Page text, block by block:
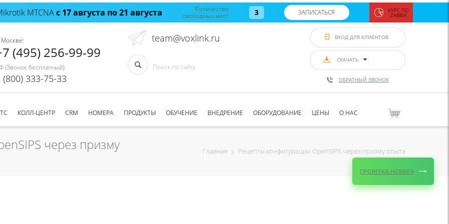
MTCNAс 17 августа по 21 августа
Количество
свободных мест
3 ЗАПИСАТЬСЯ КУРС ПО
ZABBIX
ВХОД ДЛЯ КЛИЕНТОВ
СКАЧАТЬ
ОБРАТНЫЙ ЗВОНОК
(495) 256-99-99
(Звонок бесплатный):
(800) 333-75-33
team@voxlink.ru
КОЛЛ-ЦЕНТР CRM НОМЕРА ПРОДУКТЫ ОБУЧЕНИЕ ВНЕДРЕНИЕ ОБОРУДОВАНИЕ ЦЕНЫ О НАС
через призму
Главная Рецепты конфигурации OpenSIPS через призму опыта
ПРОВЕРКА НОМЕРА